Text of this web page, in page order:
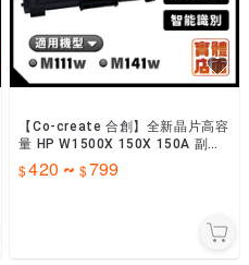
【Co-create 合創】全新晶片高容
量 HP W1500X 150X 150A 副廠
碳粉匣 M111w M141w
420 ~ 799